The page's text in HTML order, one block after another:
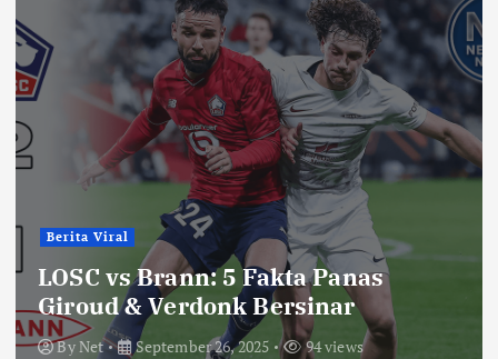
Berita Viral
LOSC vs Brann: 5 Fakta Panas
Giroud & Verdonk Bersinar
ByNet September 26, 2025 94 views